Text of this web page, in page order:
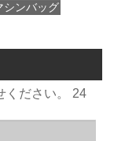
シンバッグ
ください。 24